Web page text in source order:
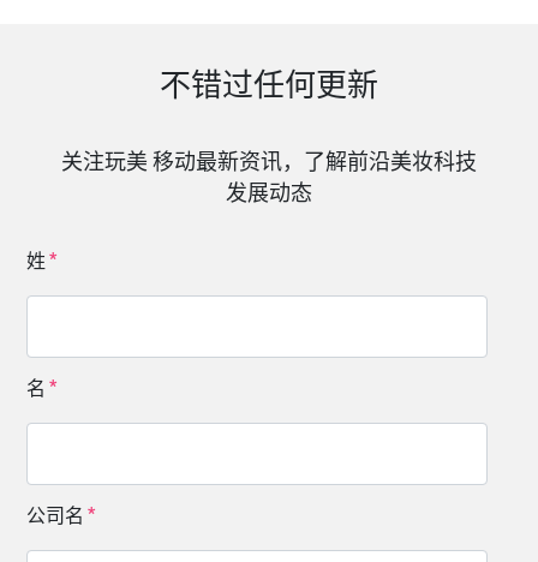
不错过任何更新
关注玩美 移动最新资讯，了解前沿美妆科技
发展动态
姓
名
公司名